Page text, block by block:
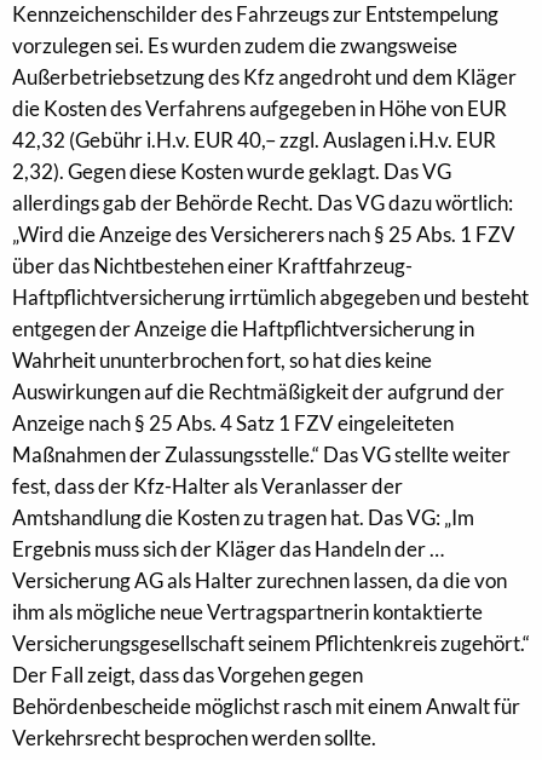
Kennzeichenschilder des Fahrzeugs zur Entstempelung
vorzulegen sei. Es wurden zudem die zwangsweise
Außerbetriebsetzung des Kfz angedroht und dem Kläger
die Kosten des Verfahrens aufgegeben in Höhe von EUR
42,32 (Gebühr i.H.v. EUR 40,– zzgl. Auslagen i.H.v. EUR
2,32). Gegen diese Kosten wurde geklagt. Das VG
allerdings gab der Behörde Recht. Das VG dazu wörtlich:
„Wird die Anzeige des Versicherers nach § 25 Abs. 1 FZV
über das Nichtbestehen einer Kraftfahrzeug-
Haftpflichtversicherung irrtümlich abgegeben und besteht
entgegen der Anzeige die Haftpflichtversicherung in
Wahrheit ununterbrochen fort, so hat dies keine
Auswirkungen auf die Rechtmäßigkeit der aufgrund der
Anzeige nach § 25 Abs. 4 Satz 1 FZV eingeleiteten
Maßnahmen der Zulassungsstelle.“ Das VG stellte weiter
fest, dass der Kfz-Halter als Veranlasser der
Amtshandlung die Kosten zu tragen hat. Das VG: „Im
Ergebnis muss sich der Kläger das Handeln der …
Versicherung AG als Halter zurechnen lassen, da die von
ihm als mögliche neue Vertragspartnerin kontaktierte
Versicherungsgesellschaft seinem Pflichtenkreis zugehört.“
Der Fall zeigt, dass das Vorgehen gegen
Behördenbescheide möglichst rasch mit einem Anwalt für
Verkehrsrecht besprochen werden sollte.